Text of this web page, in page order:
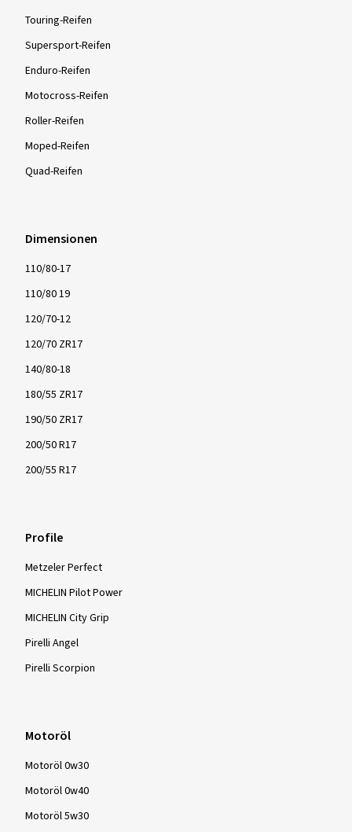
Touring-Reifen
Supersport-Reifen
Enduro-Reifen
Motocross-Reifen
Roller-Reifen
Moped-Reifen
Quad-Reifen
Dimensionen
110/80-17
110/80 19
120/70-12
120/70 ZR17
140/80-18
180/55 ZR17
190/50 ZR17
200/50 R17
200/55 R17
Profile
Metzeler Perfect
MICHELIN Pilot Power
MICHELIN City Grip
Pirelli Angel
Pirelli Scorpion
Motoröl
Motoröl 0w30
Motoröl 0w40
Motoröl 5w30